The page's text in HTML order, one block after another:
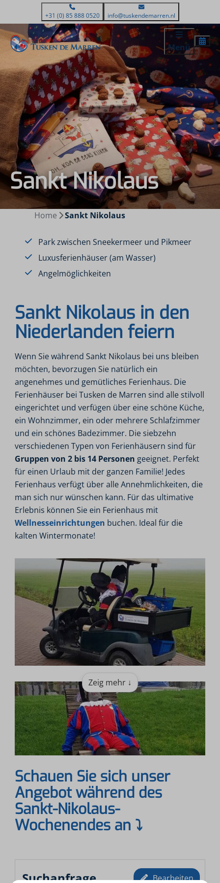
+31 (0) 85 888 0520 info@tuskendemarren.nl
Menü
Sankt Nikolaus
Home Sankt Nikolaus
Park zwischen Sneekermeer und Pikmeer
Luxusferienhäuser (am Wasser)
Angelmöglichkeiten
Sankt Nikolaus in den
Niederlanden feiern
Wenn Sie während Sankt Nikolaus bei uns bleiben
möchten, bevorzugen Sie natürlich ein
angenehmes und gemütliches Ferienhaus. Die
Ferienhäuser bei Tusken de Marren sind alle stilvoll
eingerichtet und verfügen über eine schöne Küche,
ein Wohnzimmer, ein oder mehrere Schlafzimmer
und ein schönes Badezimmer. Die siebzehn
verschiedenen Typen von Ferienhäusern sind für
Gruppen von 2 bis 14 Personen geeignet. Perfekt
für einen Urlaub mit der ganzen Familie! Jedes
Ferienhaus verfügt über alle Annehmlichkeiten, die
man sich nur wünschen kann. Für das ultimative
Erlebnis können Sie ein Ferienhaus mit
Wellnesseinrichtungen buchen. Ideal für die
kalten Wintermonate!
Zeig mehr ↓
Schauen Sie sich unser
Angebot während des
Sankt-Nikolaus-
Wochenendes an ⤵︎
Suchanfrage Bearbeiten